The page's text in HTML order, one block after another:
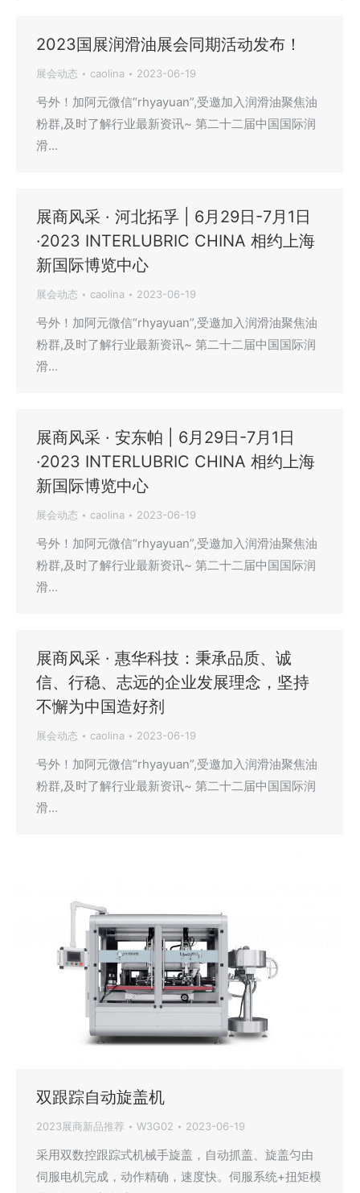
2023国展润滑油展会同期活动发布！
展会动态 caolina 2023-06-19
号外！加阿元微信“rhyayuan”,受邀加入润滑油聚焦油
粉群,及时了解行业最新资讯~ 第二十二届中国国际润
滑…
展商风采 · 河北拓孚 | 6月29日-7月1日
·2023 INTERLUBRIC CHINA 相约上海
新国际博览中心
展会动态 caolina 2023-06-19
号外！加阿元微信“rhyayuan”,受邀加入润滑油聚焦油
粉群,及时了解行业最新资讯~ 第二十二届中国国际润
滑…
展商风采 · 安东帕 | 6月29日-7月1日
·2023 INTERLUBRIC CHINA 相约上海
新国际博览中心
展会动态 caolina 2023-06-19
号外！加阿元微信“rhyayuan”,受邀加入润滑油聚焦油
粉群,及时了解行业最新资讯~ 第二十二届中国国际润
滑…
展商风采 · ​惠华科技：秉承品质、诚
信、行稳、志远的企业发展理念，坚持
不懈为中国造好剂
展会动态 caolina 2023-06-19
号外！加阿元微信“rhyayuan”,受邀加入润滑油聚焦油
粉群,及时了解行业最新资讯~ 第二十二届中国国际润
滑…
双跟踪自动旋盖机
2023展商新品推荐 W3G02 2023-06-19
采用双数控跟踪式机械手旋盖，自动抓盖、旋盖匀由
伺服电机完成，动作精确，速度快。伺服系统+扭矩模